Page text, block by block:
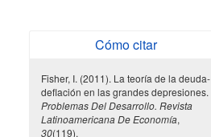
Cómo citar
Fisher, I. (2011). La teoría de la deuda-
deflación en las grandes depresiones.
Problemas Del Desarrollo. Revista
Latinoamericana De Economía,
30(119).